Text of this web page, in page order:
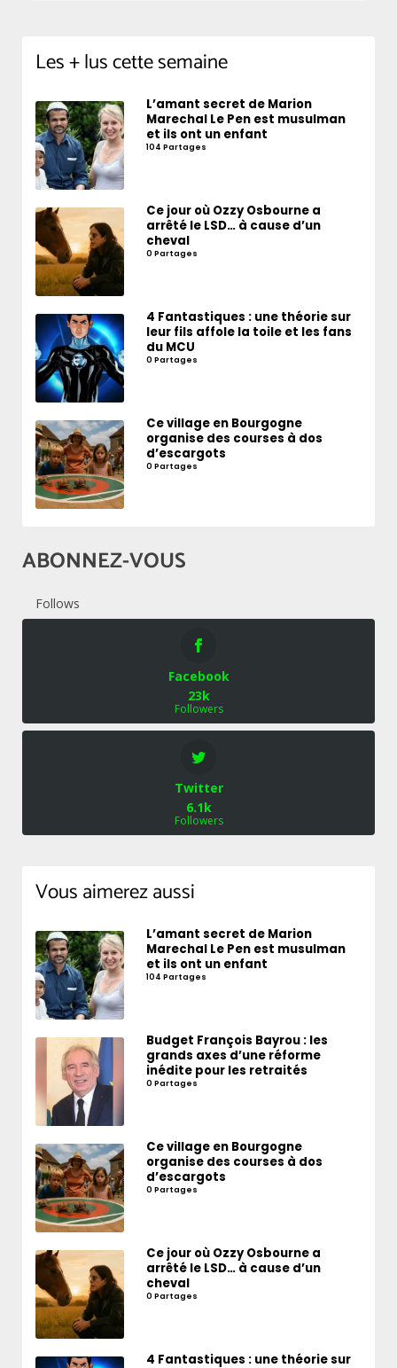
Les + lus cette semaine
L’amant secret de Marion
Marechal Le Pen est musulman
et ils ont un enfant
104 Partages
Ce jour où Ozzy Osbourne a
arrêté le LSD… à cause d’un
cheval
0 Partages
4 Fantastiques : une théorie sur
leur fils affole la toile et les fans
du MCU
0 Partages
Ce village en Bourgogne
organise des courses à dos
d’escargots
0 Partages
ABONNEZ-VOUS
Follows
Facebook
23k
Followers
Twitter
6.1k
Followers
Vous aimerez aussi
L’amant secret de Marion
Marechal Le Pen est musulman
et ils ont un enfant
104 Partages
Budget François Bayrou : les
grands axes d’une réforme
inédite pour les retraités
0 Partages
Ce village en Bourgogne
organise des courses à dos
d’escargots
0 Partages
Ce jour où Ozzy Osbourne a
arrêté le LSD… à cause d’un
cheval
0 Partages
4 Fantastiques : une théorie sur